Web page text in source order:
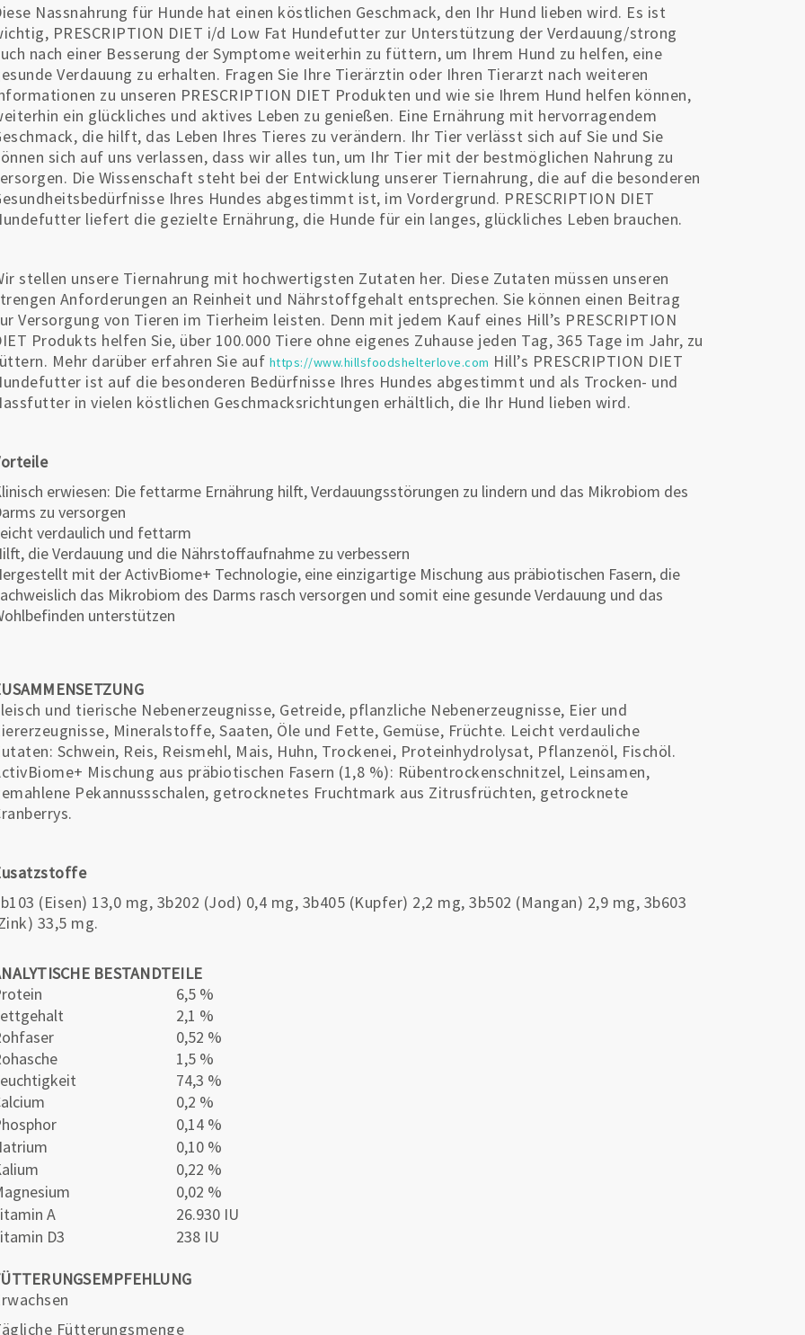
Nassnahrung für Hunde hat einen köstlichen Geschmack, den Ihr Hund lieben wird. Es ist
PRESCRIPTION DIET i/d Low Fat Hundefutter zur Unterstützung der Verdauung/strong
nach einer Besserung der Symptome weiterhin zu füttern, um Ihrem Hund zu helfen, eine
Verdauung zu erhalten. Fragen Sie Ihre Tierärztin oder Ihren Tierarzt nach weiteren
zu unseren PRESCRIPTION DIET Produkten und wie sie Ihrem Hund helfen können,
ein glückliches und aktives Leben zu genießen. Eine Ernährung mit hervorragendem
die hilft, das Leben Ihres Tieres zu verändern. Ihr Tier verlässt sich auf Sie und Sie
sich auf uns verlassen, dass wir alles tun, um Ihr Tier mit der bestmöglichen Nahrung zu
Die Wissenschaft steht bei der Entwicklung unserer Tiernahrung, die auf die besonderen
Ihres Hundes abgestimmt ist, im Vordergrund. PRESCRIPTION DIET
liefert die gezielte Ernährung, die Hunde für ein langes, glückliches Leben brauchen.
stellen unsere Tiernahrung mit hochwertigsten Zutaten her. Diese Zutaten müssen unseren
Anforderungen an Reinheit und Nährstoffgehalt entsprechen. Sie können einen Beitrag
Versorgung von Tieren im Tierheim leisten. Denn mit jedem Kauf eines Hill’s PRESCRIPTION
Produkts helfen Sie, über 100.000 Tiere ohne eigenes Zuhause jeden Tag, 365 Tage im Jahr, zu
Mehr darüber erfahren Sie auf https://www.hillsfoodshelterlove.com Hill’s PRESCRIPTION DIET
ist auf die besonderen Bedürfnisse Ihres Hundes abgestimmt und als Trocken- und
in vielen köstlichen Geschmacksrichtungen erhältlich, die Ihr Hund lieben wird.
erwiesen: Die fettarme Ernährung hilft, Verdauungsstörungen zu lindern und das Mikrobiom des
zu versorgen
verdaulich und fettarm
die Verdauung und die Nährstoffaufnahme zu verbessern
mit der ActivBiome+ Technologie, eine einzigartige Mischung aus präbiotischen Fasern, die
das Mikrobiom des Darms rasch versorgen und somit eine gesunde Verdauung und das
unterstützen
und tierische Nebenerzeugnisse, Getreide, pflanzliche Nebenerzeugnisse, Eier und
Mineralstoffe, Saaten, Öle und Fette, Gemüse, Früchte. Leicht verdauliche
Schwein, Reis, Reismehl, Mais, Huhn, Trockenei, Proteinhydrolysat, Pflanzenöl, Fischöl.
Mischung aus präbiotischen Fasern (1,8 %): Rübentrockenschnitzel, Leinsamen,
Pekannussschalen, getrocknetes Fruchtmark aus Zitrusfrüchten, getrocknete
(Eisen) 13,0 mg, 3b202 (Jod) 0,4 mg, 3b405 (Kupfer) 2,2 mg, 3b502 (Mangan) 2,9 mg, 3b603
33,5 mg.
BESTANDTEILE
6,5 %
2,1 %
0,52 %
1,5 %
74,3 %
0,2 %
0,14 %
0,10 %
0,22 %
0,02 %
A
26.930 IU
D3
238 IU
Fütterungsmenge